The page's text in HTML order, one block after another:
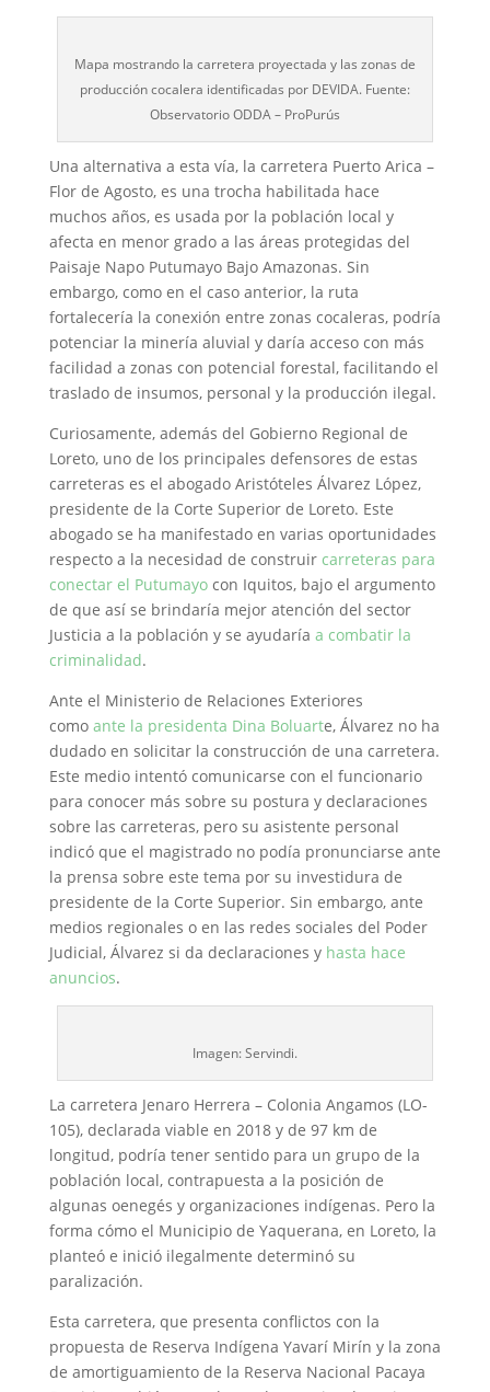
Mapa mostrando la carretera proyectada y las zonas de
producción cocalera identificadas por DEVIDA. Fuente:
Observatorio ODDA – ProPurús
Una alternativa a esta vía, la carretera Puerto Arica –
Flor de Agosto, es una trocha habilitada hace
muchos años, es usada por la población local y
afecta en menor grado a las áreas protegidas del
Paisaje Napo Putumayo Bajo Amazonas. Sin
embargo, como en el caso anterior, la ruta
fortalecería la conexión entre zonas cocaleras, podría
potenciar la minería aluvial y daría acceso con más
facilidad a zonas con potencial forestal, facilitando el
traslado de insumos, personal y la producción ilegal.
Curiosamente, además del Gobierno Regional de
Loreto, uno de los principales defensores de estas
carreteras es el abogado Aristóteles Álvarez López,
presidente de la Corte Superior de Loreto. Este
abogado se ha manifestado en varias oportunidades
respecto a la necesidad de construir carreteras para
conectar el Putumayocon Iquitos, bajo el argumento
de que así se brindaría mejor atención del sector
Justicia a la población y se ayudaría a combatir la
criminalidad.
Ante el Ministerio de Relaciones Exteriores
como ante la presidenta Dina Boluarte, Álvarez no ha
dudado en solicitar la construcción de una carretera.
Este medio intentó comunicarse con el funcionario
para conocer más sobre su postura y declaraciones
sobre las carreteras, pero su asistente personal
indicó que el magistrado no podía pronunciarse ante
la prensa sobre este tema por su investidura de
presidente de la Corte Superior. Sin embargo, ante
medios regionales o en las redes sociales del Poder
Judicial, Álvarez si da declaraciones y hasta hace
anuncios.
Imagen: Servindi.
La carretera Jenaro Herrera – Colonia Angamos (LO-
105), declarada viable en 2018 y de 97 km de
longitud, podría tener sentido para un grupo de la
población local, contrapuesta a la posición de
algunas oenegés y organizaciones indígenas. Pero la
forma cómo el Municipio de Yaquerana, en Loreto, la
planteó e inició ilegalmente determinó su
paralización.
Esta carretera, que presenta conflictos con la
propuesta de Reserva Indígena Yavarí Mirín y la zona
de amortiguamiento de la Reserva Nacional Pacaya